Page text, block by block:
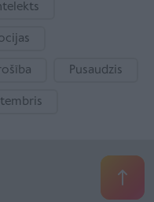
Pusaudzis